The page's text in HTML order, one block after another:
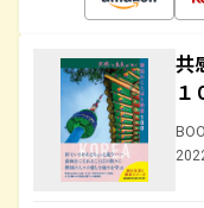
共
１